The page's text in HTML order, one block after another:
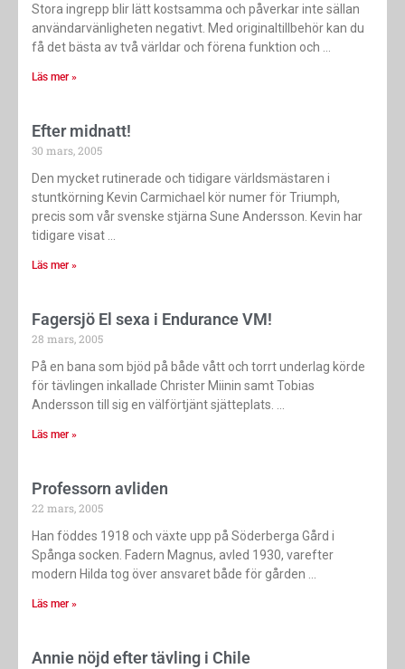
Stora ingrepp blir lätt kostsamma och påverkar inte sällan
användarvänligheten negativt. Med originaltillbehör kan du
få det bästa av två världar och förena funktion och
Läs mer »
Efter midnatt!
30 mars, 2005
Den mycket rutinerade och tidigare världsmästaren i
stuntkörning Kevin Carmichael kör numer för Triumph,
precis som vår svenske stjärna Sune Andersson. Kevin har
tidigare visat
Läs mer »
Fagersjö El sexa i Endurance VM!
28 mars, 2005
På en bana som bjöd på både vått och torrt underlag körde
för tävlingen inkallade Christer Miinin samt Tobias
Andersson till sig en välförtjänt sjätteplats.
Läs mer »
Professorn avliden
22 mars, 2005
Han föddes 1918 och växte upp på Söderberga Gård i
Spånga socken. Fadern Magnus, avled 1930, varefter
modern Hilda tog över ansvaret både för gården
Läs mer »
Annie nöjd efter tävling i Chile